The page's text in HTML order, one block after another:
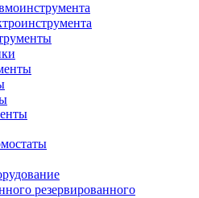
резервированного